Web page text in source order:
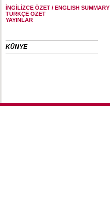
İNGİLİZCE ÖZET / ENGLISH SUMMARY
TÜRKÇE ÖZET
YAYINLAR
KÜNYE